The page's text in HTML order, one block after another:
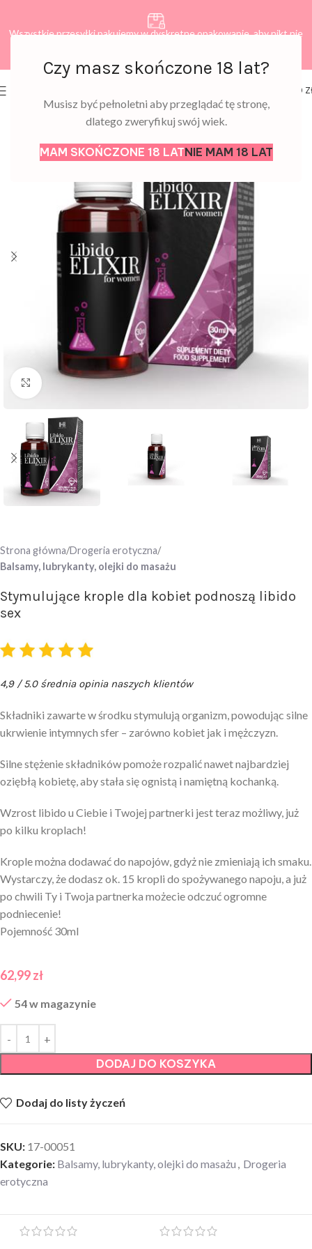
Czy masz skończone 18 lat?
Musisz być pełnoletni aby przeglądać tę stronę,
dlatego zweryfikuj swój wiek.
MAM SKOŃCZONE 18 LATNIE MAM 18 LAT
Wszystkie przesyłki pakujemy w dyskretne opakowanie, aby nikt nie
0,00
Click to enlarge
Strona główna Drogeria erotyczna
Balsamy, lubrykanty, olejki do masażu
Stymulujące krople dla kobiet podnoszą libido
sex
4,9 / 5.0 średnia opinia naszych klientów
Składniki zawarte w środku stymulują organizm, powodując silne
ukrwienie intymnych sfer – zarówno kobiet jak i mężczyzn.
Silne stężenie składników pomoże rozpalić nawet najbardziej
oziębłą kobietę, aby stała się ognistą i namiętną kochanką.
Wzrost libido u Ciebie i Twojej partnerki jest teraz możliwy, już
po kilku kroplach!
Krople można dodawać do napojów, gdyż nie zmieniają ich smaku.
Wystarczy, że dodasz ok. 15 kropli do spożywanego napoju, a już
po chwili Ty i Twoja partnerka możecie odczuć ogromne
podniecenie!
Pojemność 30ml
62,99zł
54 w magazynie
DODAJ DO KOSZYKA
Dodaj do listy życzeń
SKU: 17-00051
Kategorie: Balsamy, lubrykanty, olejki do masażu , Drogeria
erotyczna